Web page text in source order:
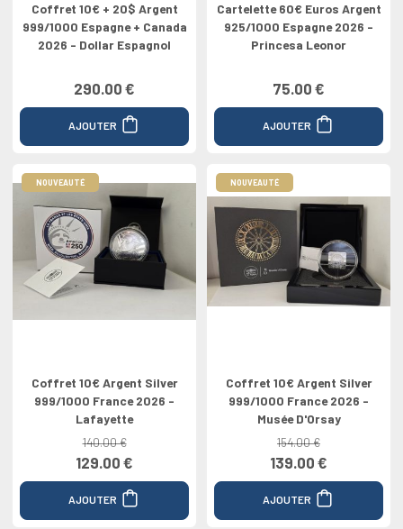
Coffret 10€ + 20$ Argent
999/1000 Espagne + Canada
2026 - Dollar Espagnol
290.00 €
AJOUTER
Cartelette 60€ Euros Argent
925/1000 Espagne 2026 -
Princesa Leonor
75.00 €
AJOUTER
NOUVEAUTÉ
Coffret 10€ Argent Silver
999/1000 France 2026 -
Lafayette
140.00 €
129.00 €
AJOUTER
NOUVEAUTÉ
Coffret 10€ Argent Silver
999/1000 France 2026 -
Musée D'Orsay
154.00 €
139.00 €
AJOUTER